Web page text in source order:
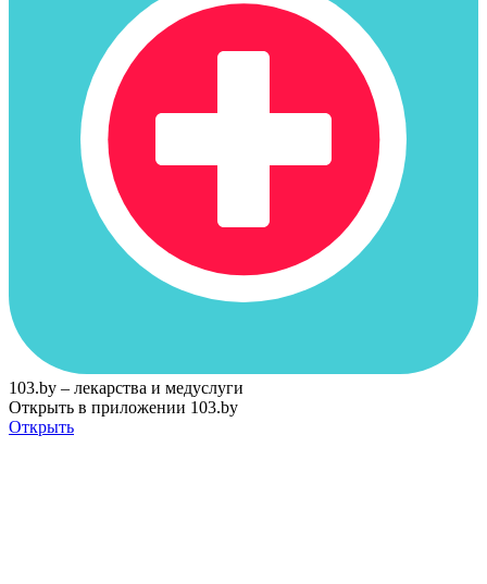
103.by – лекарства и медуслуги
Открыть в приложении 103.by
Открыть